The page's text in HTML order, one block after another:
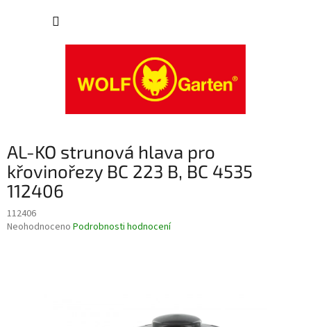
AL-KO strunová hlava pro
křovinořezy BC 223 B, BC 4535
112406
112406
Průměrné
Neohodnoceno Podrobnosti hodnocení